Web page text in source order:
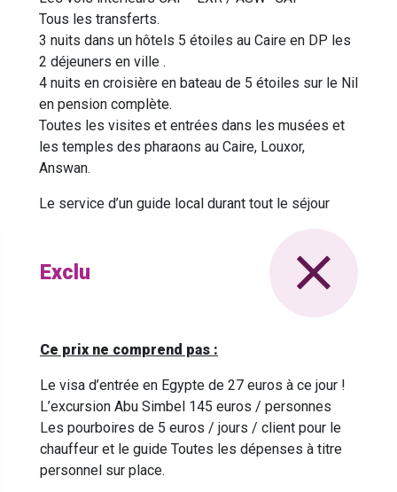
Tous les transferts.
3 nuits dans un hôtels 5 étoiles au Caire en DP les
2 déjeuners en ville .
4 nuits en croisière en bateau de 5 étoiles sur le Nil
en pension complète.
Toutes les visites et entrées dans les musées et
les temples des pharaons au Caire, Louxor,
Answan.
Le service d’un guide local durant tout le séjour
Exclu
Ce prix ne comprend pas :
Le visa d’entrée en Egypte de 27 euros à ce jour !
L’excursion Abu Simbel 145 euros / personnes
Les pourboires de 5 euros / jours / client pour le
chauffeur et le guide Toutes les dépenses à titre
personnel sur place.